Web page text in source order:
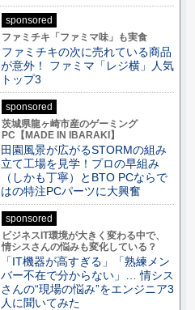
sponsored
ファミチキ「ファミマ味」も実食
ファミチキの次に売れている商品
が意外！ ファミマ「レジ横」人気
トップ3
sponsored
茨城県龍ヶ崎市産のゲーミング
PC【MADE IN IBARAKI】
田園風景が広がるSTORMの組み
立て工場を見学！プロの早組み
（しかも丁寧）とBTO PCならで
はの特注PCパーツに大興奮
sponsored
ビジネスIT環境が大きく変わる中で、
情シスさんの悩みも変化している？
「IT機器が高すぎる」「熟練メン
バー不在で分からない」… 情シス
さんの“現場の悩み”をエンジニア3
人に聞いてみた